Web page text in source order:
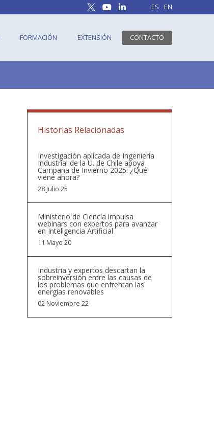
ES EN
FORMACIÓN EXTENSIÓN CONTACTO
Historias Relacionadas
Investigación aplicada de Ingeniería
Industrial de la U. de Chile apoya
Campaña de Invierno 2025: ¿Qué
viene ahora?
28 Julio 25
Ministerio de Ciencia impulsa
webinars con expertos para avanzar
en Inteligencia Artificial
11 Mayo 20
Industria y expertos descartan la
sobreinversión entre las causas de
los problemas que enfrentan las
energías renovables
02 Noviembre 22